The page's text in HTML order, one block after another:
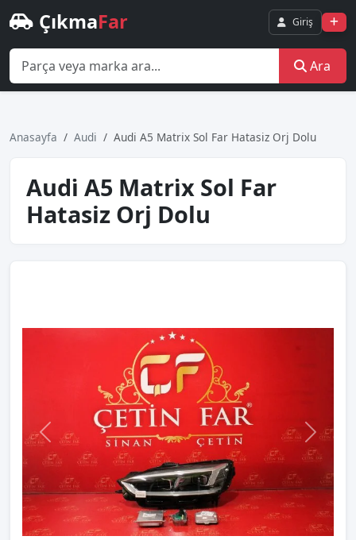
ÇıkmaFar Giriş
Ara
Anasayfa Audi Audi̇ A5 Matri̇x Sol Far Hatasiz Orj Dolu
Audi̇ A5 Matri̇x Sol Far
Hatasiz Orj Dolu